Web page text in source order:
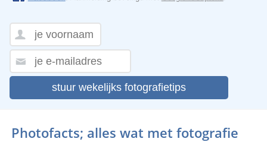
stuur wekelijks fotografietips
Photofacts; alles wat met fotografie